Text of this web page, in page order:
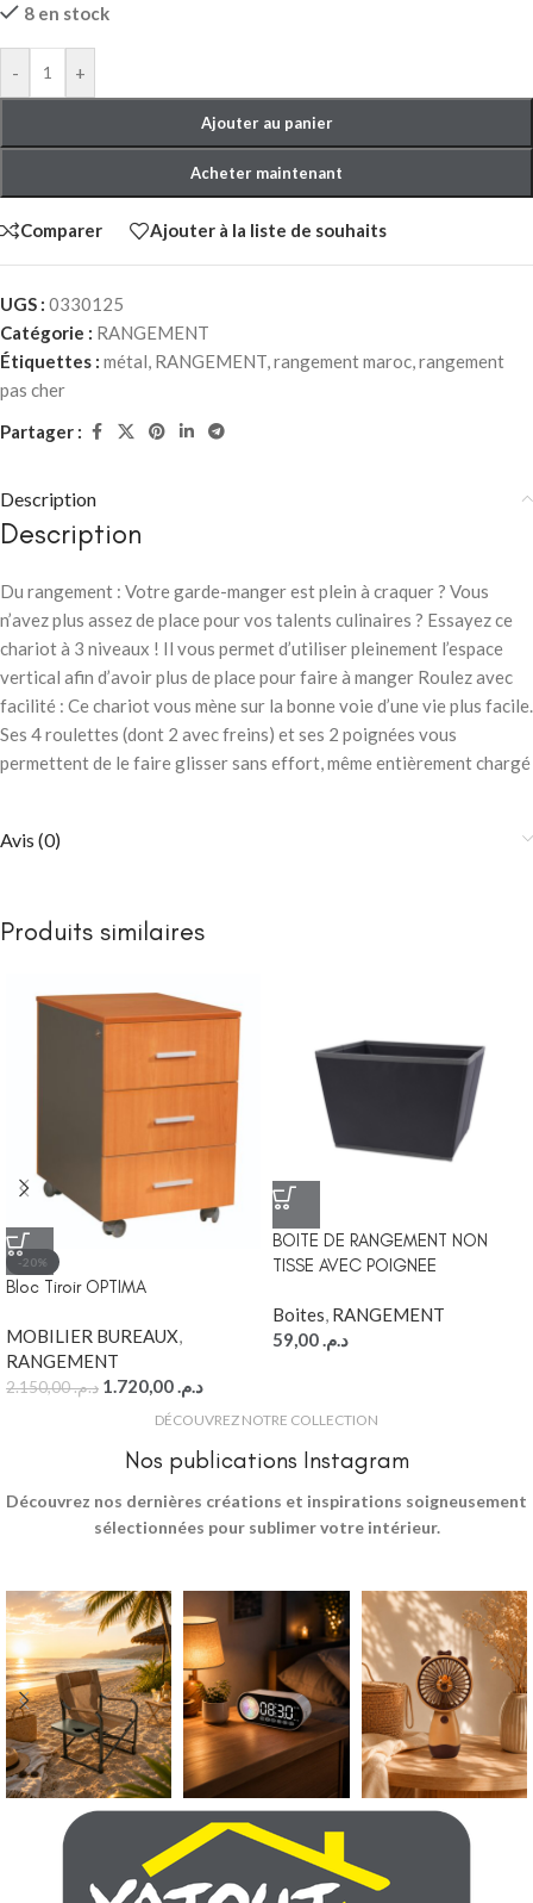
8 en stock
- +
Ajouter au panier
Acheter maintenant
Comparer Ajouter à la liste de souhaits
UGS : 0330125
Catégorie : RANGEMENT
Étiquettes : métal, RANGEMENT,rangement maroc,rangement
pas cher
Partager :
Description
Description
Du rangement : Votre garde-manger est plein à craquer ? Vous
n’avez plus assez de place pour vos talents culinaires ? Essayez ce
chariot à 3 niveaux ! Il vous permet d’utiliser pleinement l’espace
vertical afin d’avoir plus de place pour faire à manger Roulez avec
facilité : Ce chariot vous mène sur la bonne voie d’une vie plus facile.
Ses 4 roulettes (dont 2 avec freins) et ses 2 poignées vous
permettent de le faire glisser sans effort, même entièrement chargé
Avis (0)
Produits similaires
-20%
Bloc Tiroir OPTIMA
MOBILIER BUREAUX,
RANGEMENT
د.م.2.150,00 د.م.
BOITE DE RANGEMENT NON
TISSE AVEC POIGNEE
Boites, RANGEMENT
د.م.
DÉCOUVREZ NOTRE COLLECTION
Nos publications Instagram
Découvrez nos dernières créations et inspirations soigneusement
sélectionnées pour sublimer votre intérieur.